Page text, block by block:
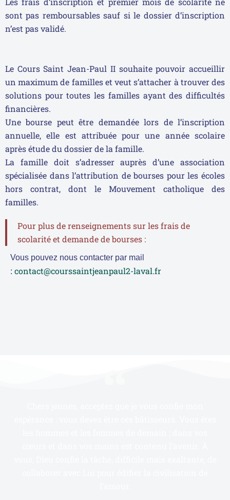
sont pas remboursables sauf si le dossier d’inscription
n’est pas validé.
Le Cours Saint Jean-Paul II souhaite pouvoir accueillir
un maximum de familles et veut s’attacher à trouver des
solutions pour toutes les familles ayant des difficultés
financières.
Une bourse peut être demandée lors de l’inscription
annuelle, elle est attribuée pour une année scolaire
après étude du dossier de la famille.
La famille doit s’adresser auprès d’une association
spécialisée dans l’attribution de bourses pour les écoles
hors contrat, dont le Mouvement catholique des
familles.
Pour plus de renseignements sur les frais de
scolarité et demande de bourses :
Vous pouvez nous contacter par mail
: contact@courssaintjeanpaul2-laval.fr